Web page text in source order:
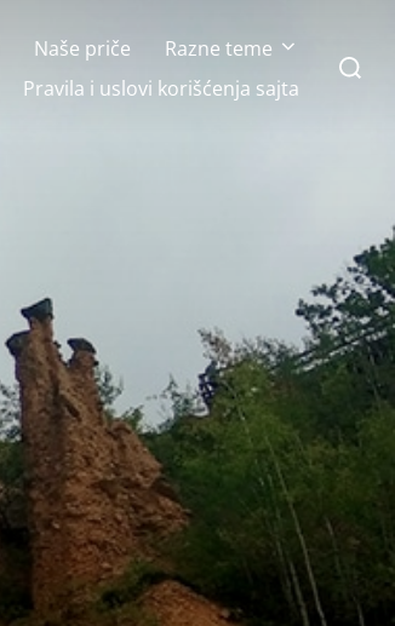
Naše priče
Razne teme
Pravila i uslovi korišćenja sajta
Search
for: